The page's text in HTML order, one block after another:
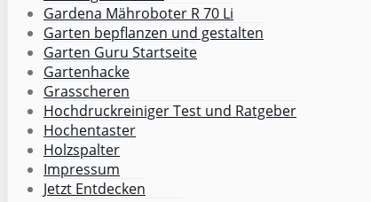
Gardena Mähroboter R 70 Li
Garten bepflanzen und gestalten
Garten Guru Startseite
Gartenhacke
Grasscheren
Hochdruckreiniger Test und Ratgeber
Hochentaster
Holzspalter
Impressum
Jetzt Entdecken